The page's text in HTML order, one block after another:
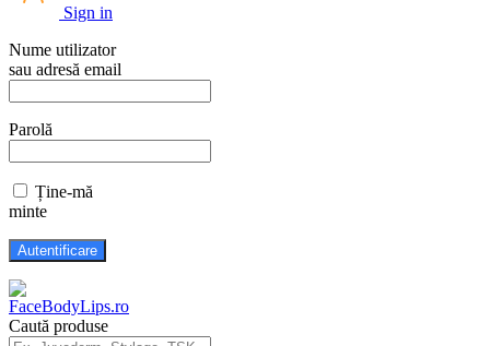
Sign in
Nume utilizator
sau adresă email
Parolă
Ține-mă
minte
Caută produse